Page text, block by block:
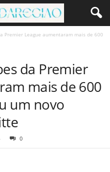
Premier League aumentaram mais de 600
da Premier
mais de 600
um novo
0